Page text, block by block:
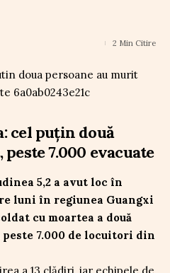
2 Min Citire
cel puțin două
7.000 evacuate
5,2 a avut loc în
luni în regiunea Guangxi
cu moartea a două
peste 7.000 de locuitori din